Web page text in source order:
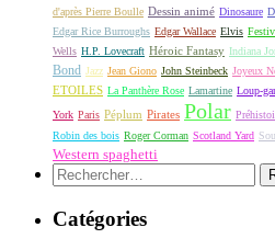
d'après Pierre Boulle Dessin animé Dinosaure
Edgar Rice Burroughs Edgar Wallace Elvis
Wells H.P. Lovecraft Héroic Fantasy Indiana
Bond Jazz Jean Giono John Steinbeck Joyeux
ETOILES La Panthère Rose Lamartine Loup-
York Paris Péplum Pirates Polar
Robin des bois Roger Corman Scotland Yard
Western spaghetti
Rechercher :
Catégories